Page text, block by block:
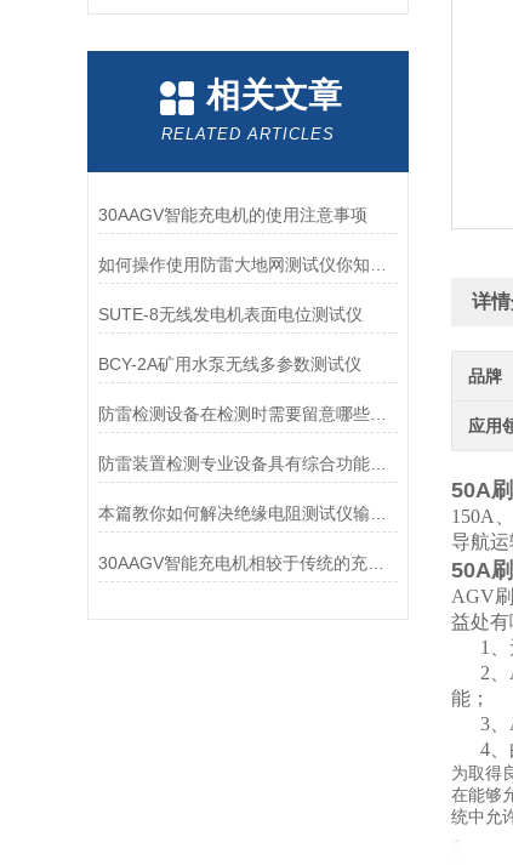
相关文章
RELATED ARTICLES
30AAGV智能充电机的使用注意事项
SUTE-8无线发电机表面电位测试仪
BCY-2A矿用水泵无线多参数测试仪
防雷检测设备在检测时需要留意哪些问题
防雷装置检测专业设备具有综合功能，包含哪三个方面
30AAGV智能充电机相较于传统的充电设备，优势有哪些？
详
品牌
应用
50A
150A
导航
50A
AGV
益处有
1、
2、
能；
3、
4、
为取得
在能够
统中允